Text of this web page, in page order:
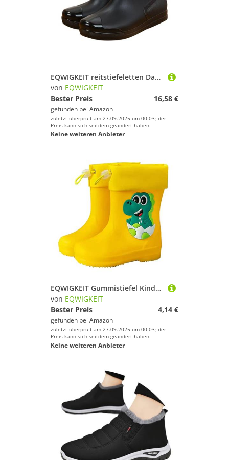
EQWIGKEIT reitstiefeletten Damen, Regenstiefel Damen Leicht Stiefeletten Gummi Reitstiefel Anti-Rutsch wasserdichte Schuhe Bequem Gummischuhe Halbhoch Regenschuhe Outdoor Gummistiefel Gartenschuhe
von EQWIGKEIT
Bester Preis
16,58 €
gefunden bei Amazon
zuletzt überprüft am 27.09.2025 um 00:03; der
Preis kann sich seitdem geändert haben.
Keine weiteren Anbieter
EQWIGKEIT Gummistiefel Kinder Barfußschuhe Kurze Gummischuhe rutschfest Regenschuhe Regenstiefel wasserdichte Stiefel Cartoon Gummi Babyschuhe Federleicht Gartenstiefel,für Jungen Und Mädchen
von EQWIGKEIT
Bester Preis
4,14 €
gefunden bei Amazon
zuletzt überprüft am 27.09.2025 um 00:03; der
Preis kann sich seitdem geändert haben.
Keine weiteren Anbieter